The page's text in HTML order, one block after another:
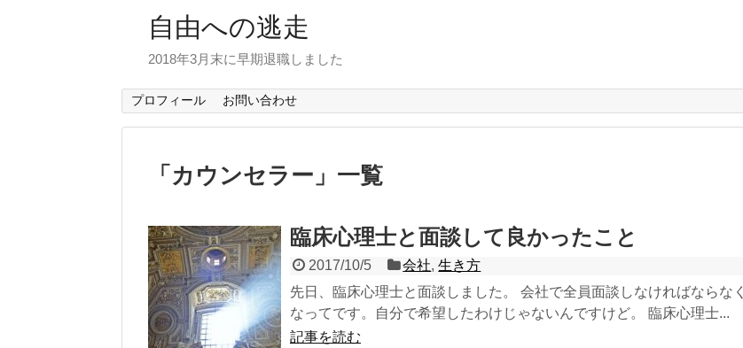
自由への逃走
2018年3月末に早期退職しました
プロフィール お問い合わせ
「 カウンセラー 」 一覧
臨床心理士と面談して良かったこと
2017/10/5 会社,生き方
先日、臨床心理士と面談しました。 会社で全員面談しなければならなく
なってです。自分で希望したわけじゃないんですけど。 臨床心理士...
記事を読む